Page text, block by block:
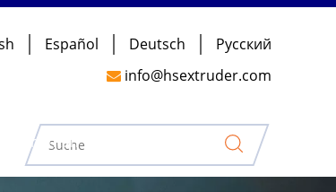
Español Deutsch Pусский
 info@hsextruder.com
Nachrichten